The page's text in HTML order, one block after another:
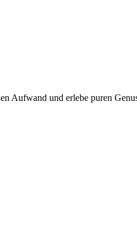
Aufwand und erlebe puren